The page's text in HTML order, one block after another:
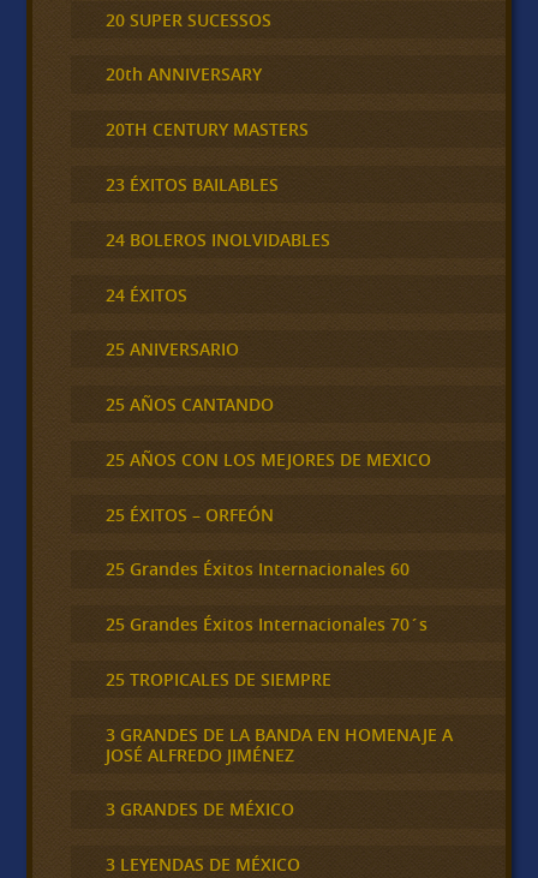
20 SUPER SUCESSOS
20th ANNIVERSARY
20TH CENTURY MASTERS
23 ÉXITOS BAILABLES
24 BOLEROS INOLVIDABLES
24 ÉXITOS
25 ANIVERSARIO
25 AÑOS CANTANDO
25 AÑOS CON LOS MEJORES DE MEXICO
25 ÉXITOS – ORFEÓN
25 Grandes Éxitos Internacionales 60
25 Grandes Éxitos Internacionales 70´s
25 TROPICALES DE SIEMPRE
3 GRANDES DE LA BANDA EN HOMENAJE A
JOSÉ ALFREDO JIMÉNEZ
3 GRANDES DE MÉXICO
3 LEYENDAS DE MÉXICO